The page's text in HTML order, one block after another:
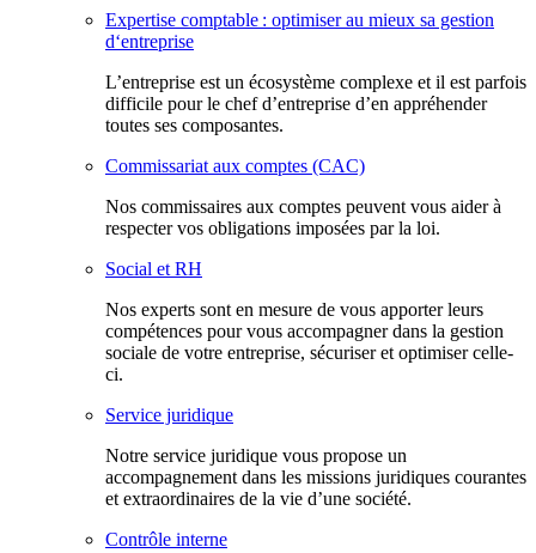
Expertise comptable : optimiser au mieux sa gestion
d‘entreprise
L’entreprise est un écosystème complexe et il est parfois
difficile pour le chef d’entreprise d’en appréhender
toutes ses composantes.
Commissariat aux comptes (CAC)
Nos commissaires aux comptes peuvent vous aider à
respecter vos obligations imposées par la loi.
Social et RH
Nos experts sont en mesure de vous apporter leurs
compétences pour vous accompagner dans la gestion
sociale de votre entreprise, sécuriser et optimiser celle-
ci.
Service juridique
Notre service juridique vous propose un
accompagnement dans les missions juridiques courantes
et extraordinaires de la vie d’une société.
Contrôle interne